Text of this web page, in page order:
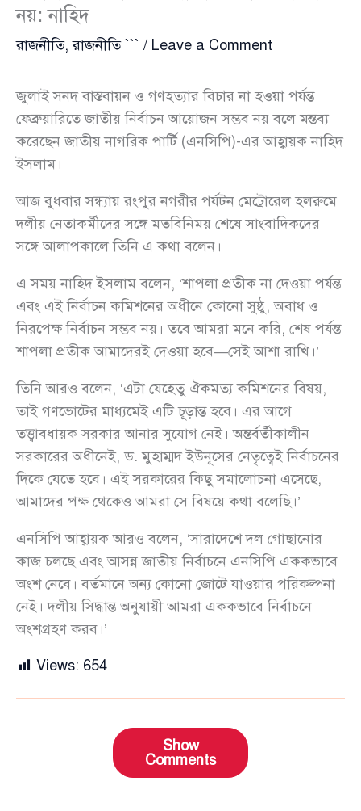
নয়: নাহিদ
রাজনীতি,রাজনীতি ``` / Leave a Comment
জুলাই সনদ বাস্তবায়ন ও গণহত্যার বিচার না হওয়া পর্যন্ত
ফেব্রুয়ারিতে জাতীয় নির্বাচন আয়োজন সম্ভব নয় বলে মন্তব্য
করেছেন জাতীয় নাগরিক পার্টি (এনসিপি)-এর আহ্বায়ক নাহিদ
ইসলাম।
আজ বুধবার সন্ধ্যায় রংপুর নগরীর পর্যটন মেট্রোরেল হলরুমে
দলীয় নেতাকর্মীদের সঙ্গে মতবিনিময় শেষে সাংবাদিকদের
সঙ্গে আলাপকালে তিনি এ কথা বলেন।
এ সময় নাহিদ ইসলাম বলেন, ‘শাপলা প্রতীক না দেওয়া পর্যন্ত
এবং এই নির্বাচন কমিশনের অধীনে কোনো সুষ্ঠু, অবাধ ও
নিরপেক্ষ নির্বাচন সম্ভব নয়। তবে আমরা মনে করি, শেষ পর্যন্ত
শাপলা প্রতীক আমাদেরই দেওয়া হবে—সেই আশা রাখি।’
তিনি আরও বলেন, ‘এটা যেহেতু ঐকমত্য কমিশনের বিষয়,
তাই গণভোটের মাধ্যমেই এটি চূড়ান্ত হবে। এর আগে
তত্ত্বাবধায়ক সরকার আনার সুযোগ নেই। অন্তর্বর্তীকালীন
সরকারের অধীনেই, ড. মুহাম্মদ ইউনূসের নেতৃত্বেই নির্বাচনের
দিকে যেতে হবে। এই সরকারের কিছু সমালোচনা এসেছে,
আমাদের পক্ষ থেকেও আমরা সে বিষয়ে কথা বলেছি।’
এনসিপি আহ্বায়ক আরও বলেন, ‘সারাদেশে দল গোছানোর
কাজ চলছে এবং আসন্ন জাতীয় নির্বাচনে এনসিপি এককভাবে
অংশ নেবে। বর্তমানে অন্য কোনো জোটে যাওয়ার পরিকল্পনা
নেই। দলীয় সিদ্ধান্ত অনুযায়ী আমরা এককভাবে নির্বাচনে
অংশগ্রহণ করব।’
Views: 654
Show
Comments